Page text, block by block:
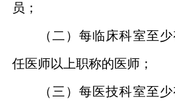
员；
（二）每临床科室至少
任医师以上职称的医师；
（三）每医技科室至少